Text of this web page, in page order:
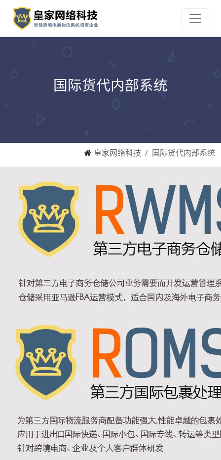
国际货代内部系统
皇家网络科技 国际货代内部系统